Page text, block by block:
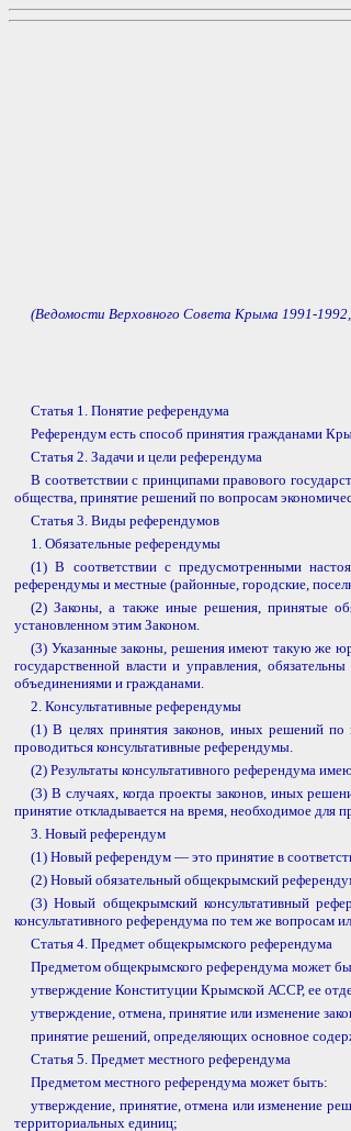
(Ведомости Верховного Совета Крыма 1991-
Статья 1. Понятие референдума
Референдум есть способ принятия гражданами
Статья 2. Задачи и цели референдума
В соответствии с принципами правового
общества, принятие решений по вопросам
Статья 3. Виды референдумов
1. Обязательные референдумы
(1) В соответствии с предусмотренными
референдумы и местные (районные, городские,
(2) Законы, а также иные решения, принятые
установленном этим Законом.
(3) Указанные законы, решения имеют такую же
государственной власти и управления,
объединениями и гражданами.
2. Консультативные референдумы
(1) В целях принятия законов, иных решений по
проводиться консультативные референдумы.
(2) Результаты консультативного референдума
(3) В случаях, когда проекты законов, иных
принятие откладывается на время, необходимое для
3. Новый референдум
(1) Новый референдум — это принятие в
(2) Новый обязательный общекрымский
(3) Новый общекрымский консультативный
консультативного референдума по тем же вопросам
Статья 4. Предмет общекрымского референдума
Предметом общекрымского референдума может
утверждение Конституции Крымской АССР, ее
утверждение, отмена, принятие или изменение
принятие решений, определяющих основное
Статья 5. Предмет местного референдума
Предметом местного референдума может быть:
утверждение, принятие, отмена или изменение
территориальных единиц;